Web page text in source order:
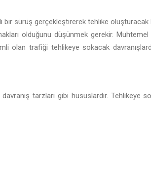
bir sürüş gerçekleştirerek tehlike
olduğunu düşünmek gerekir.
olan trafiği tehlikeye sokacak
tarzları gibi hususlardır. Tehlikeye